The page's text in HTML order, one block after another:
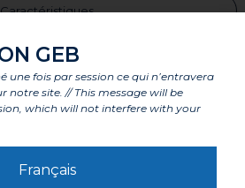
Caractéristiques
Composants
GEB
une fois par session ce qui n’entravera
notre site. // This message will be
which will not interfere with your
Français